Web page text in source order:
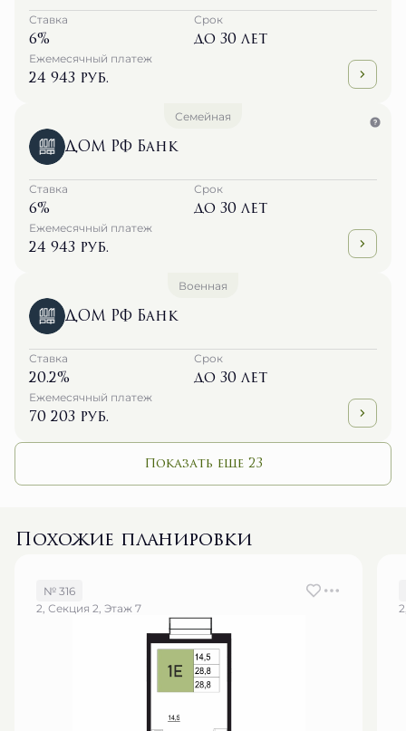
Ставка
6%
Срок
до 30 лет
Ежемесячный платеж
24 943 руб.
Семейная
ДОМ РФ Банк
Ставка
6%
Срок
до 30 лет
Ежемесячный платеж
24 943 руб.
Военная
ДОМ РФ Банк
Ставка
20.2%
Срок
до 30 лет
Ежемесячный платеж
70 203 руб.
Показать еще 23
Похожие планировки
№ 316
2, Секция 2, Этаж 7